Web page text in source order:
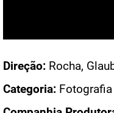
Direção: Rocha,
Categoria: